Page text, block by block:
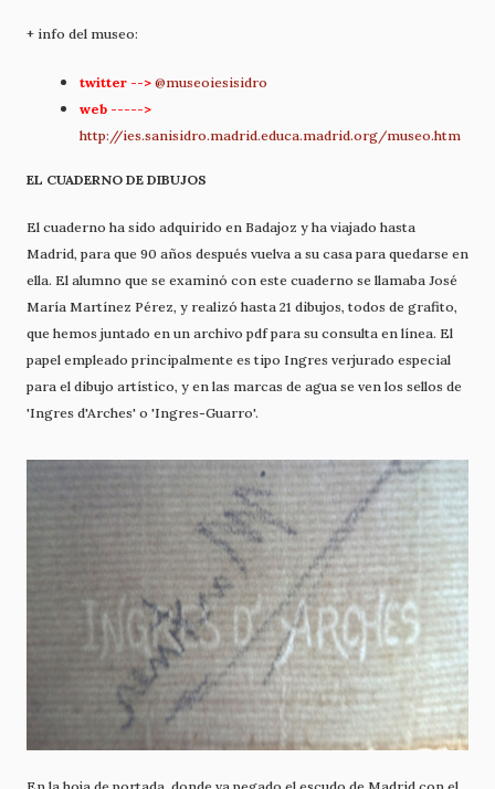
+ info del museo:
twitter --> @museoiesisidro
web ----->
http://ies.sanisidro.madrid.educa.madrid.org/museo.htm
EL CUADERNO DE DIBUJOS
El cuaderno ha sido adquirido en Badajoz y ha viajado hasta
Madrid, para que 90 años después vuelva a su casa para quedarse en
ella. El alumno que se examinó con este cuaderno se llamaba José
María Martínez Pérez, y realizó hasta 21 dibujos, todos de grafito,
que hemos juntado en un archivo pdf para su consulta en línea. El
papel empleado principalmente es tipo Ingres verjurado especial
para el dibujo artístico, y en las marcas de agua se ven los sellos de
'Ingres d'Arches' o 'Ingres-Guarro'.